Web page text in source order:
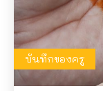
บันทึกของครู